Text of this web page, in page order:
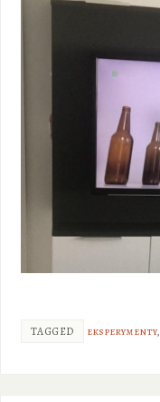
TAGGED eksperymenty,